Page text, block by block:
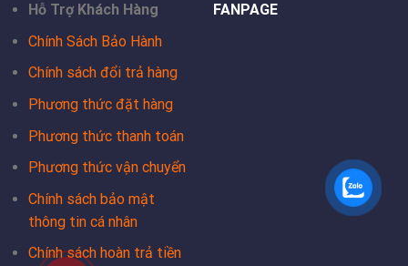
Hỗ Trợ Khách Hàng
Chính Sách Bảo Hành
Chính sách đổi trả hàng
Phương thức đặt hàng
Phương thức thanh toán
Phương thức vận chuyển
Chính sách bảo mật
thông tin cá nhân
Chính sách hoàn trả tiền
FANPAGE